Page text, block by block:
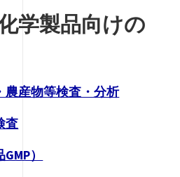
学製品向けの
農産物等検査・分析
査
）